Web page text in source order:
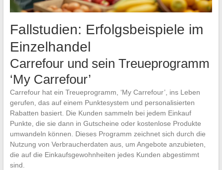
Fallstudien: Erfolgsbeispiele im
Einzelhandel
Carrefour und sein Treueprogramm
‘My Carrefour’
Carrefour hat ein Treueprogramm, ‘My Carrefour’, ins Leben
gerufen, das auf einem Punktesystem und personalisierten
Rabatten basiert. Die Kunden sammeln bei jedem Einkauf
Punkte, die sie dann in Gutscheine oder kostenlose Produkte
umwandeln können. Dieses Programm zeichnet sich durch die
Nutzung von Verbraucherdaten aus, um Angebote anzubieten,
die auf die Einkaufsgewohnheiten jedes Kunden abgestimmt
sind.